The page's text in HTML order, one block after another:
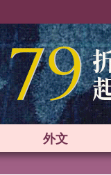
外文